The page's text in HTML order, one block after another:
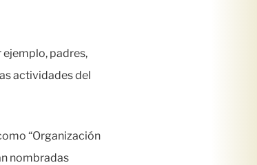
padres,
actividades del
“Organización
nombradas